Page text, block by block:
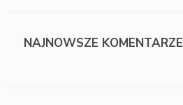
NAJNOWSZE KOMENTARZE